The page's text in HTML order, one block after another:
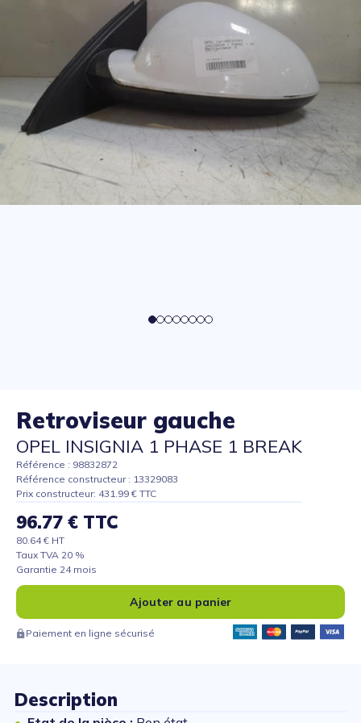
Retroviseur gauche
OPEL INSIGNIA 1 PHASE 1 BREAK
Référence : 98832872
Référence constructeur : 13329083
Prix constructeur: 431.99 € TTC
96.77 € TTC
80.64 € HT
Taux TVA 20 %
Garantie 24 mois
Ajouter au panier
Paiement en ligne sécurisé
Description